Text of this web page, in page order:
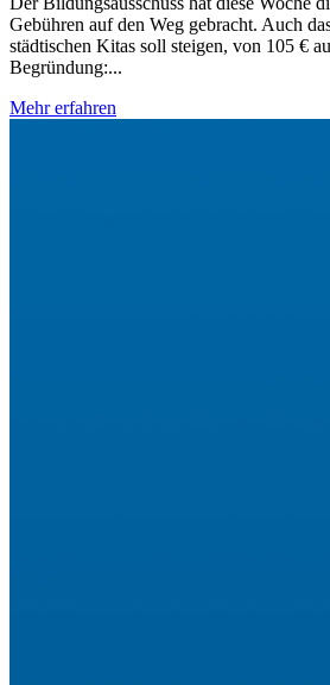
Gebühren auf den Weg gebracht. Auch
städtischen Kitas soll steigen, von 105 €
Begründung:...
Mehr erfahren